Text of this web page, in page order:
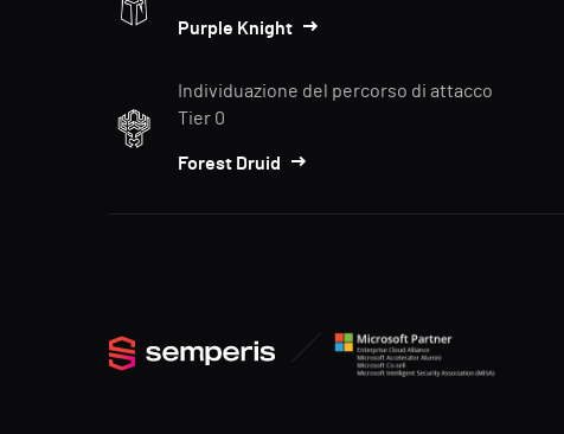
Purple Knight
Individuazione del percorso di attacco
Tier 0
Forest Druid